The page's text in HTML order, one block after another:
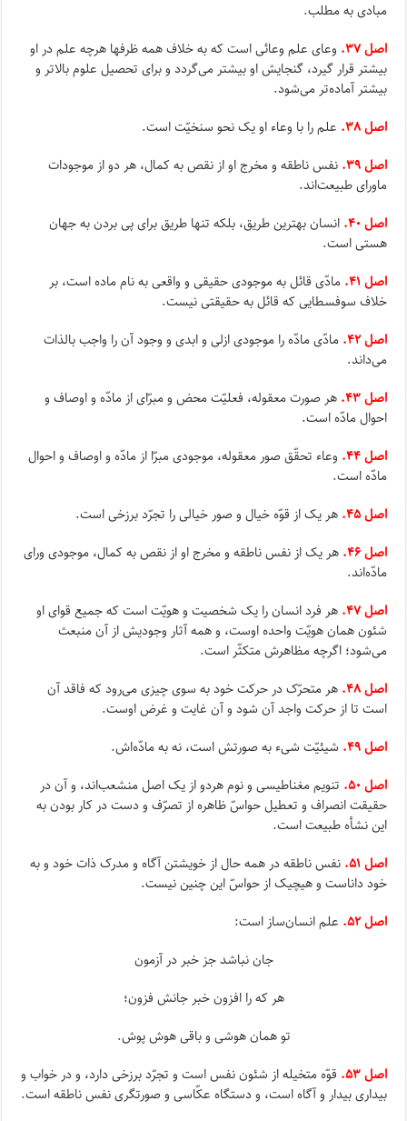
مبادى به مطلب.
اصل ۳۷.
وعاى علم وعائى است که به خلاف همه ظرفها هرچه علم در او
بیشتر قرار گیرد، گنجایش او بیشتر مى‌گردد و براى تحصیل علوم بالاتر و
بیشتر آماده‌تر مى‌شود.
اصل ۳۸.
علم را با وعاء او یک نحو سنخیّت است.
اصل ۳۹.
نفس ناطقه و مخرج او از نقص به کمال، هر دو از موجودات
ماوراى طبیعت‌اند.
اصل ۴۰.
انسان بهترین طریق، بلکه تنها طریق براى پى بردن به جهان
هستى است.
اصل ۴۱.
مادّى قائل به موجودى حقیقى و واقعى به نام ماده است، بر
خلاف سوفسطایى که قائل به حقیقتى نیست.
اصل ۴۲.
مادّى مادّه را موجودى ازلى و ابدى و وجود آن را واجب بالذات
مى‌داند.
اصل ۴۳.
هر صورت معقوله، فعلیّت محض و مبرّاى از مادّه و اوصاف و
احوال مادّه است.
اصل ۴۴.
وعاء تحقّق صور معقوله، موجودى مبرّا از مادّه و اوصاف و احوال
مادّه است.
اصل ۴۵.
هر یک از قوّه خیال و صور خیالى را تجرّد برزخى است.
اصل ۴۶.
هر یک از نفس ناطقه و مخرج او از نقص به کمال، موجودى وراى
مادّه‌اند.
اصل ۴۷.
هر فرد انسان را یک شخصیت و هویّت است که جمیع قواى او
شئون همان هویّت واحده اوست، و همه آثار وجودیش از آن منبعث
مى‌شود؛ اگرچه‌ مظاهرش متکثّر است.
اصل ۴۸.
هر متحرّک در حرکت خود به سوى چیزى مى‌رود که فاقد آن
است تا از حرکت واجد آن شود و آن غایت و غرض اوست.
اصل ۴۹.
شیئیّت شى‌ء به صورتش است، نه به مادّه‌اش.
اصل ۵۰.
تنویم مغناطیسى و نوم هردو از یک اصل منشعب‌اند، و آن در
حقیقت انصراف و تعطیل حواسّ ظاهره از تصرّف و دست در کار بودن به
این نشأه طبیعت است.
اصل ۵۱.
نفس ناطقه در همه حال از خویشتن آگاه و مدرک ذات خود و به
خود داناست و هیچیک از حواسّ این چنین نیست.
اصل ۵۲.
علم انسان‌ساز است:
جان نباشد جز خبر در آزمون
هر که را افزون خبر جانش فزون؛
تو همان هوشى و باقى هوش پوش.
اصل ۵۳.
قوّه متخیله از شئون نفس است و تجرّد برزخى دارد، و در خواب و
بیدارى بیدار و آگاه است، و دستگاه عکّاسى و صورتگرى نفس ناطقه است.